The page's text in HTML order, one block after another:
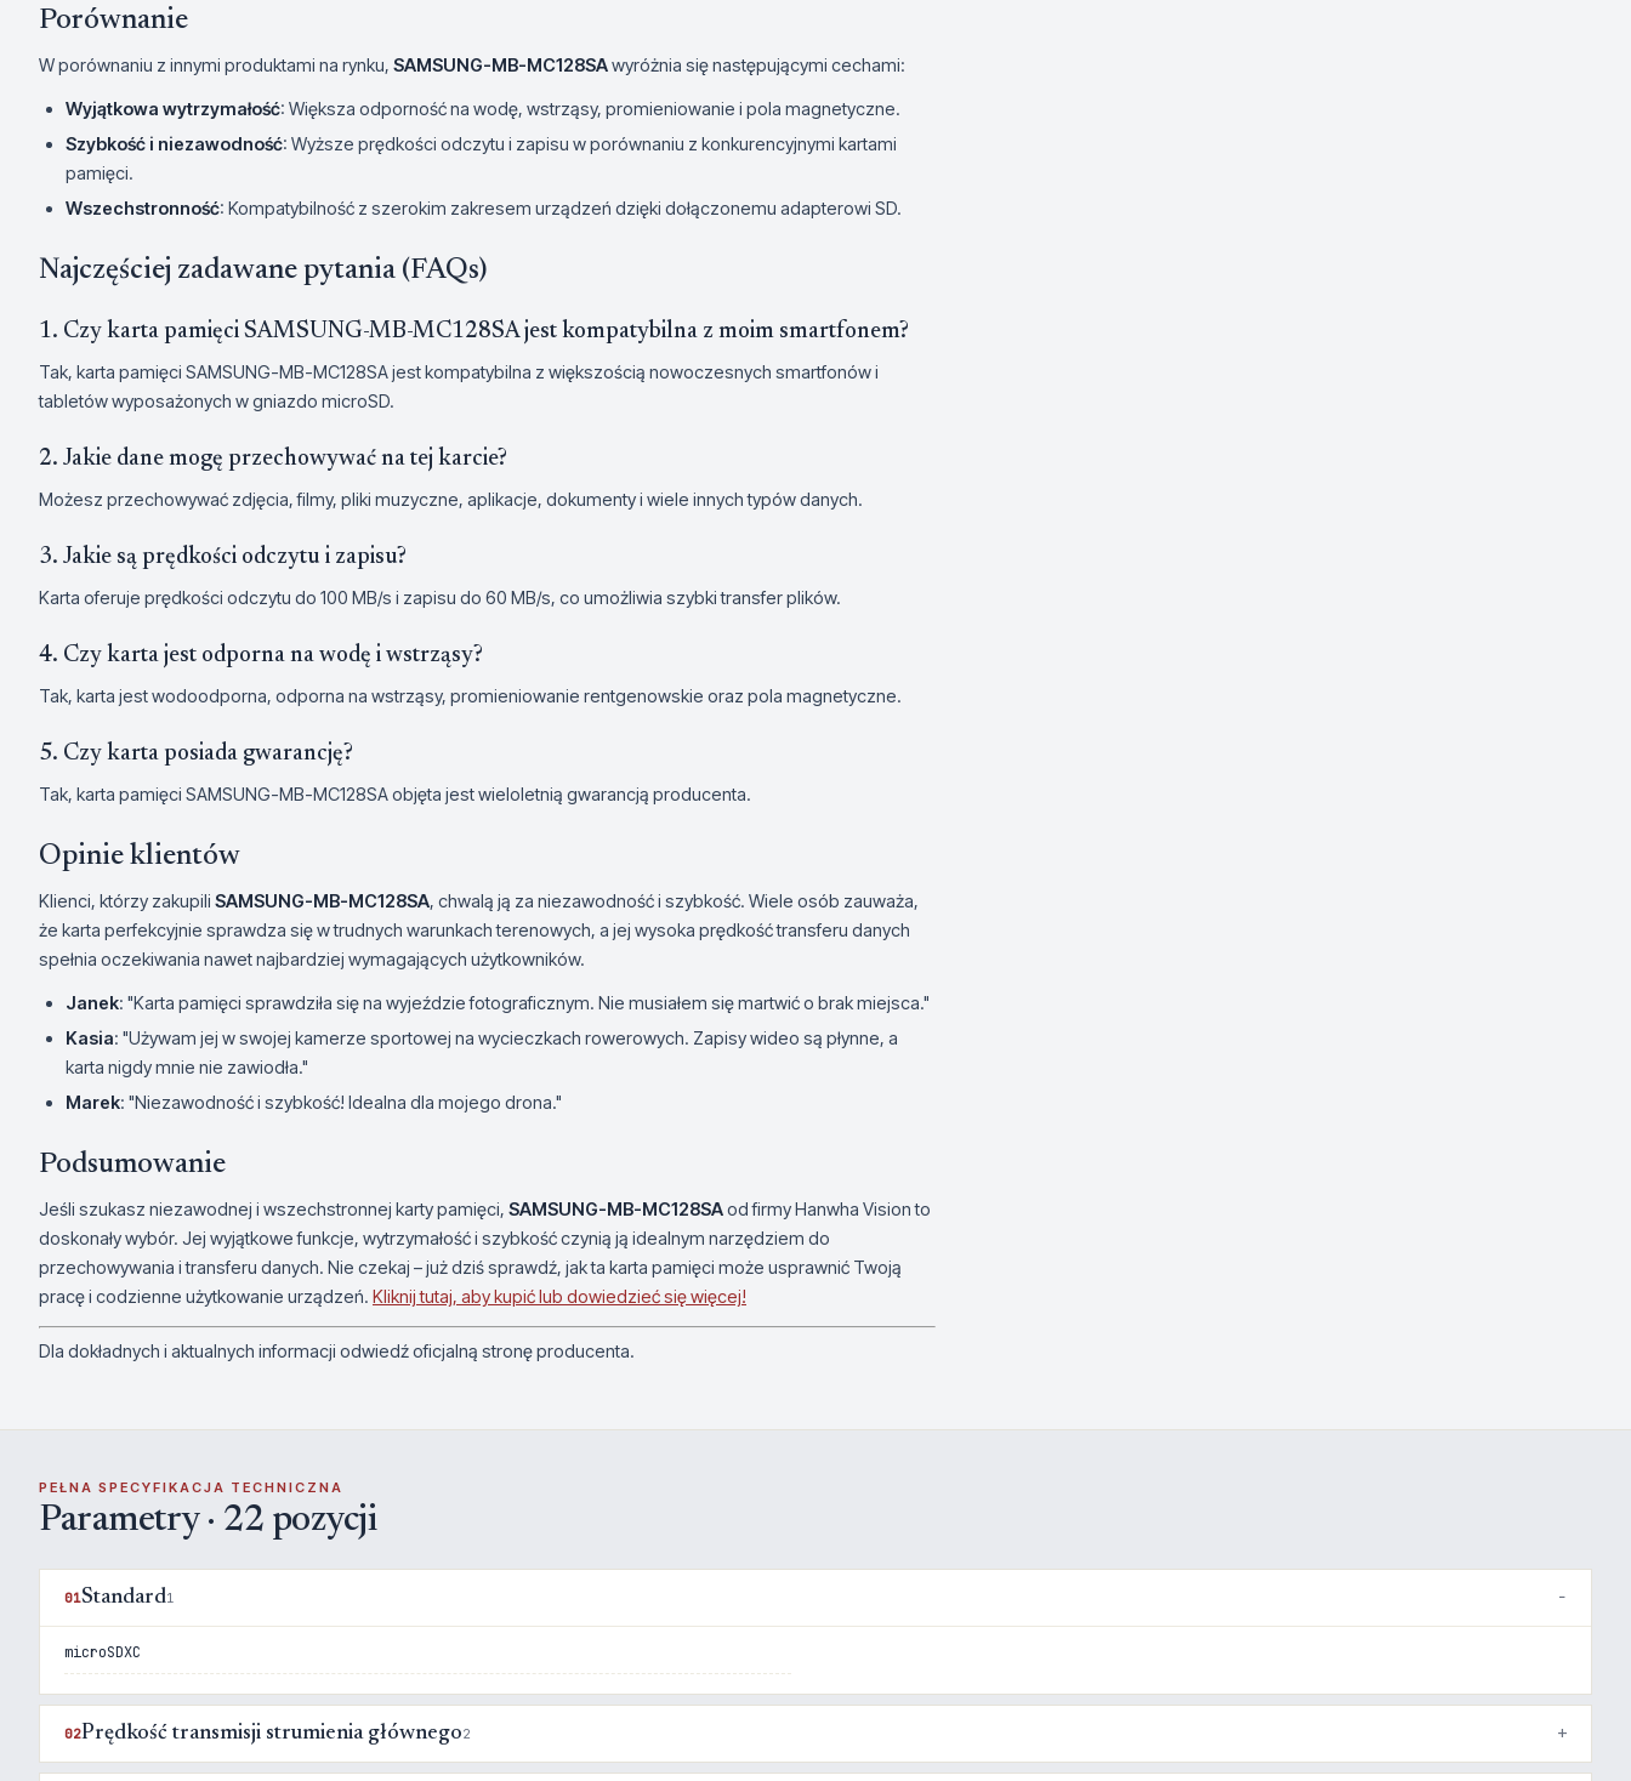
Porównanie
W porównaniu z innymi produktami na rynku, SAMSUNG-MB-MC128SAwyróżnia się następującymi cechami:
Wyjątkowa wytrzymałość: Większa odporność na wodę, wstrząsy, promieniowanie i pola magnetyczne.
Szybkość i niezawodność: Wyższe prędkości odczytu i zapisu w porównaniu z konkurencyjnymi kartami
pamięci.
Wszechstronność: Kompatybilność z szerokim zakresem urządzeń dzięki dołączonemu adapterowi SD.
Najczęściej zadawane pytania (FAQs)
1. Czy karta pamięci SAMSUNG-MB-MC128SA jest kompatybilna z moim smartfonem?
Tak, karta pamięci SAMSUNG-MB-MC128SA jest kompatybilna z większością nowoczesnych smartfonów i
tabletów wyposażonych w gniazdo microSD.
2. Jakie dane mogę przechowywać na tej karcie?
Możesz przechowywać zdjęcia, filmy, pliki muzyczne, aplikacje, dokumenty i wiele innych typów danych.
3. Jakie są prędkości odczytu i zapisu?
Karta oferuje prędkości odczytu do 100 MB/s i zapisu do 60 MB/s, co umożliwia szybki transfer plików.
4. Czy karta jest odporna na wodę i wstrząsy?
Tak, karta jest wodoodporna, odporna na wstrząsy, promieniowanie rentgenowskie oraz pola magnetyczne.
5. Czy karta posiada gwarancję?
Tak, karta pamięci SAMSUNG-MB-MC128SA objęta jest wieloletnią gwarancją producenta.
Opinie klientów
Klienci, którzy zakupili SAMSUNG-MB-MC128SA, chwalą ją za niezawodność i szybkość. Wiele osób zauważa,
że karta perfekcyjnie sprawdza się w trudnych warunkach terenowych, a jej wysoka prędkość transferu danych
spełnia oczekiwania nawet najbardziej wymagających użytkowników.
Janek: "Karta pamięci sprawdziła się na wyjeździe fotograficznym. Nie musiałem się martwić o brak miejsca."
Kasia: "Używam jej w swojej kamerze sportowej na wycieczkach rowerowych. Zapisy wideo są płynne, a
karta nigdy mnie nie zawiodła."
Marek: "Niezawodność i szybkość! Idealna dla mojego drona."
Podsumowanie
Jeśli szukasz niezawodnej i wszechstronnej karty pamięci, SAMSUNG-MB-MC128SAod firmy Hanwha Vision to
doskonały wybór. Jej wyjątkowe funkcje, wytrzymałość i szybkość czynią ją idealnym narzędziem do
przechowywania i transferu danych. Nie czekaj – już dziś sprawdź, jak ta karta pamięci może usprawnić Twoją
pracę i codzienne użytkowanie urządzeń. Kliknij tutaj, aby kupić lub dowiedzieć się więcej!
Dla dokładnych i aktualnych informacji odwiedź oficjalną stronę producenta.
PEŁNA SPECYFIKACJA TECHNICZNA
Parametry · 22 pozycji
01Standard1
microSDXC
02Prędkość transmisji strumienia głównego2